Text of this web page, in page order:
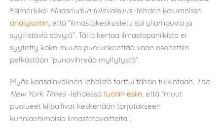
Esimerkiksi Maaseudun tulevaisuus-lehden kolumnissa
analysoitiin, että ”ilmastokeskustelu sai yliampuvia ja
syyllistäviä sävyjä”. Tällä kertaa ilmastopaniikista ei
syytetty koko muuta puoluekenttää vaan osoitettiin
pelkästään ”punavihreää myllytystä”.
Myös kansainvälinen lehdistö tarttui tähän tulkintaan. The
New York Times-lehdessä tuotiin esiin , että ”muut
puolueet kilpailivat keskenään tarjotakseen
kunnianhimoisia ilmastotavoitteita”.